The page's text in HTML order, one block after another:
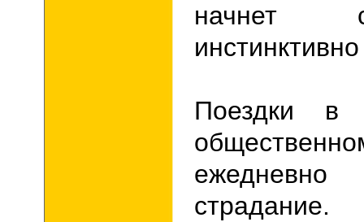
начнет
Поездки в